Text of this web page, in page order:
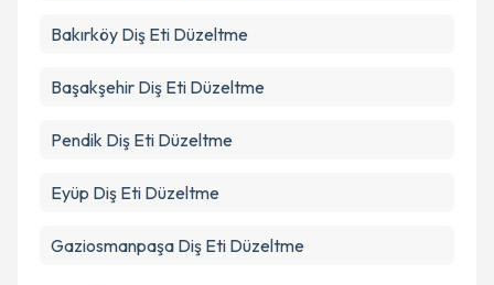
Bakırköy Diş Eti Düzeltme
Başakşehir Diş Eti Düzeltme
Pendik Diş Eti Düzeltme
Eyüp Diş Eti Düzeltme
Gaziosmanpaşa Diş Eti Düzeltme